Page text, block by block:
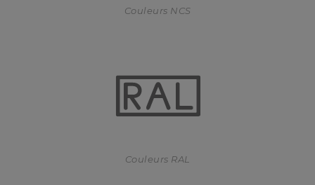
Couleurs NCS
Couleurs RAL